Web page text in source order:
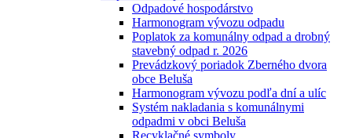
Odpadové hospodárstvo
Harmonogram vývozu odpadu
Poplatok za komunálny odpad a drobný
stavebný odpad r. 2026
Prevádzkový poriadok Zberného dvora
obce Beluša
Harmonogram vývozu podľa dní a ulíc
Systém nakladania s komunálnymi
odpadmi v obci Beluša
Recyklačné symboly